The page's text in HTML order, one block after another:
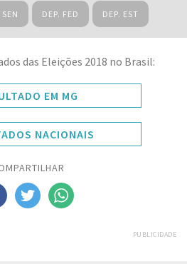
SEN DEP. FED DEP. EST
das Eleições 2018 no Brasil:
EM MG
NACIONAIS
PUBLICIDADE